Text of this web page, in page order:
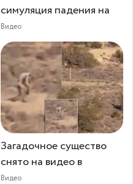
симуляция падения на
Видео
Загадочное существо
снято на видео в
Видео